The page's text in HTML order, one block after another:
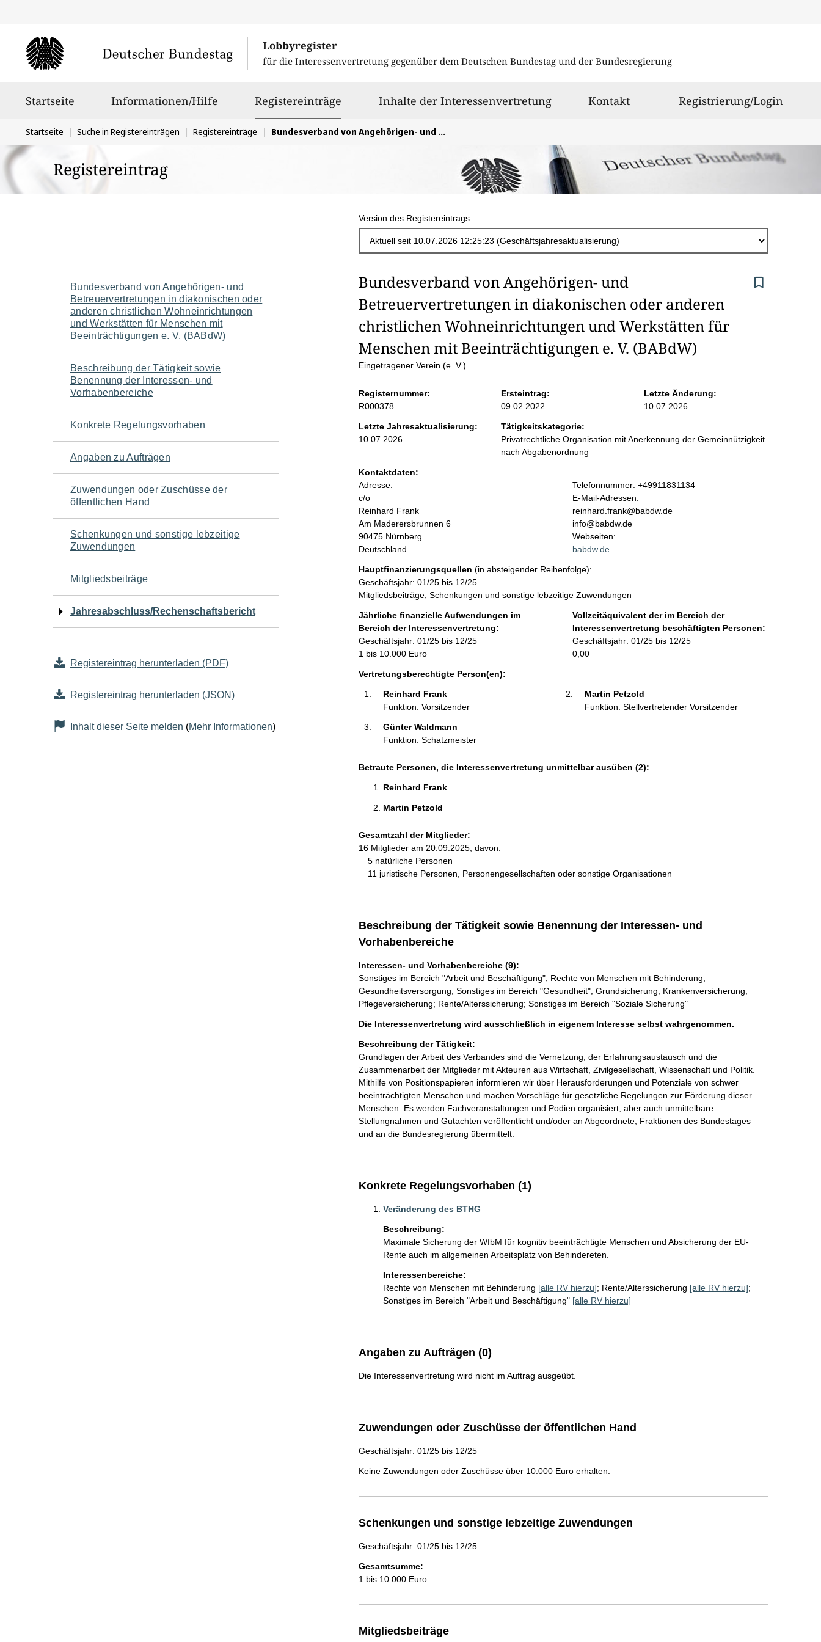
Lobbyregister
für die Interessenvertretung gegenüber dem Deutschen Bundestag und der Bundesregierung
Startseite Informationen/Hilfe Registereinträge ausgewähltInhalte der Interessenvertretung Kontakt Registrierung/Login
Sie
befinden
sich
hier:
Startseite Suche in Registereinträgen Registereinträge Bundesverband von Angehörigen- und Betreuervertretungen in diakonischen oder anderen christlichen Wohneinrichtungen und Werkstätten für Menschen mit Beeinträchtigungen e. V. (BABdW)
Registereintrag
Version des Registereintrags
Navigation
für
den
Seiteninhalt
Bundesverband von Angehörigen- und
Betreuervertretungen in diakonischen oder
anderen christlichen Wohneinrichtungen
und Werkstätten für Menschen mit
Beeinträchtigungen e. V. (BABdW)
Beschreibung der Tätigkeit sowie
Benennung der Interessen- und
Vorhabenbereiche
Konkrete Regelungsvorhaben
Angaben zu Aufträgen
Zuwendungen oder Zuschüsse der
öffentlichen Hand
Schenkungen und sonstige lebzeitige
Zuwendungen
Mitgliedsbeiträge
Jahresabschluss/Rechenschaftsbericht
Registereintrag herunterladen (PDF)
Registereintrag herunterladen (JSON)
Inhalt dieser Seite melden (Mehr Informationen)
S
e
i
t
e
n
i
n
h
a
l
t
Bundesverband von Angehörigen- und
Betreuervertretungen in diakonischen oder anderen
christlichen Wohneinrichtungen und Werkstätten für
Menschen mit Beeinträchtigungen e. V. (BABdW)
Eingetragener Verein (e. V.)
Registernummer:
R000378
Ersteintrag:
09.02.2022
Letzte Änderung:
10.07.2026
Letzte Jahresaktualisierung:
10.07.2026
Tätigkeitskategorie:
Privatrechtliche Organisation mit Anerkennung der Gemeinnützigkeit
nach Abgabenordnung
Kontaktdaten:
Adresse:
c/o
Reinhard Frank
Am Maderersbrunnen 6
90475 Nürnberg
Deutschland
K
o
n
t
a
k
i
f
o
r
m
a
Telefonnummer: +49911831134
E-Mail-Adressen:
reinhard.frank@babdw.de
info@babdw.de
Webseiten:
babdw.de
Hauptfinanzierungsquellen (in absteigender Reihenfolge):
Geschäftsjahr: 01/25 bis 12/25
Mitgliedsbeiträge, Schenkungen und sonstige lebzeitige Zuwendungen
Jährliche finanzielle Aufwendungen im
Bereich der Interessenvertretung:
Geschäftsjahr: 01/25 bis 12/25
1 bis 10.000 Euro
Vollzeitäquivalent der im Bereich der
Interessenvertretung beschäftigten Personen:
Geschäftsjahr: 01/25 bis 12/25
0,00
Vertretungsberechtigte Person(en):
Reinhard Frank
Funktion: Vorsitzender
Martin Petzold
Funktion: Stellvertretender Vorsitzender
Günter Waldmann
Funktion: Schatzmeister
Betraute Personen, die Interessenvertretung unmittelbar ausüben (2):
Reinhard Frank
Martin Petzold
Gesamtzahl der Mitglieder:
16 Mitglieder am 20.09.2025, davon:
5 natürliche Personen
11 juristische Personen, Personengesellschaften oder sonstige Organisationen
Beschreibung der Tätigkeit sowie Benennung der Interessen- und
Vorhabenbereiche
Interessen- und Vorhabenbereiche (9):
Sonstiges im Bereich "Arbeit und Beschäftigung"; Rechte von Menschen mit Behinderung;
Gesundheitsversorgung; Sonstiges im Bereich "Gesundheit"; Grundsicherung; Krankenversicherung;
Pflegeversicherung; Rente/Alterssicherung; Sonstiges im Bereich "Soziale Sicherung"
Die Interessenvertretung wird ausschließlich in eigenem Interesse selbst wahrgenommen.
Beschreibung der Tätigkeit:
Grundlagen der Arbeit des Verbandes sind die Vernetzung, der Erfahrungsaustausch und die
Zusammenarbeit der Mitglieder mit Akteuren aus Wirtschaft, Zivilgesellschaft, Wissenschaft und Politik.
Mithilfe von Positionspapieren informieren wir über Herausforderungen und Potenziale von schwer
beeinträchtigten Menschen und machen Vorschläge für gesetzliche Regelungen zur Förderung dieser
Menschen. Es werden Fachveranstaltungen und Podien organisiert, aber auch unmittelbare
Stellungnahmen und Gutachten veröffentlicht und/oder an Abgeordnete, Fraktionen des Bundestages
und an die Bundesregierung übermittelt.
Konkrete Regelungsvorhaben (1)
Veränderung des BTHG
Beschreibung:
Maximale Sicherung der WfbM für kognitiv beeinträchtigte Menschen und Absicherung der EU-
Rente auch im allgemeinen Arbeitsplatz von Behindereten.
Interessenbereiche:
Rechte von Menschen mit Behinderung [alle RV hierzu]; Rente/Alterssicherung [alle RV hierzu];
Sonstiges im Bereich "Arbeit und Beschäftigung" [alle RV hierzu]
Angaben zu Aufträgen (0)
Die Interessenvertretung wird nicht im Auftrag ausgeübt.
Zuwendungen oder Zuschüsse der öffentlichen Hand
Geschäftsjahr: 01/25 bis 12/25
Keine Zuwendungen oder Zuschüsse über 10.000 Euro erhalten.
Schenkungen und sonstige lebzeitige Zuwendungen
Geschäftsjahr: 01/25 bis 12/25
Gesamtsumme:
1 bis 10.000 Euro
Mitgliedsbeiträge